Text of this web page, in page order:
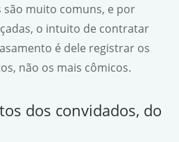
são muito comuns, e por
o intuito de contratar
é dele registrar os
não os mais cômicos.
dos convidados, do